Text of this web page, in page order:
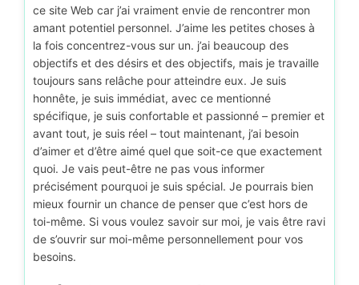
ce site Web car j’ai vraiment envie de rencontrer mon
amant potentiel personnel. J’aime les petites choses à
la fois concentrez-vous sur un. j’ai beaucoup des
objectifs et des désirs et des objectifs, mais je travaille
toujours sans relâche pour atteindre eux. Je suis
honnête, je suis immédiat, avec ce mentionné
spécifique, je suis confortable et passionné – premier et
avant tout, je suis réel – tout maintenant, j’ai besoin
d’aimer et d’être aimé quel que soit-ce que exactement
quoi. Je vais peut-être ne pas vous informer
précisément pourquoi je suis spécial. Je pourrais bien
mieux fournir un chance de penser que c’est hors de
toi-même. Si vous voulez savoir sur moi, je vais être ravi
de s’ouvrir sur moi-même personnellement pour vos
besoins.